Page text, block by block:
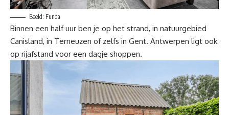
Beeld: Funda
Binnen een half uur ben je op het strand, in natuurgebied
Canisland, in Terneuzen of zelfs in Gent. Antwerpen ligt ook
op rijafstand voor een dagje shoppen.